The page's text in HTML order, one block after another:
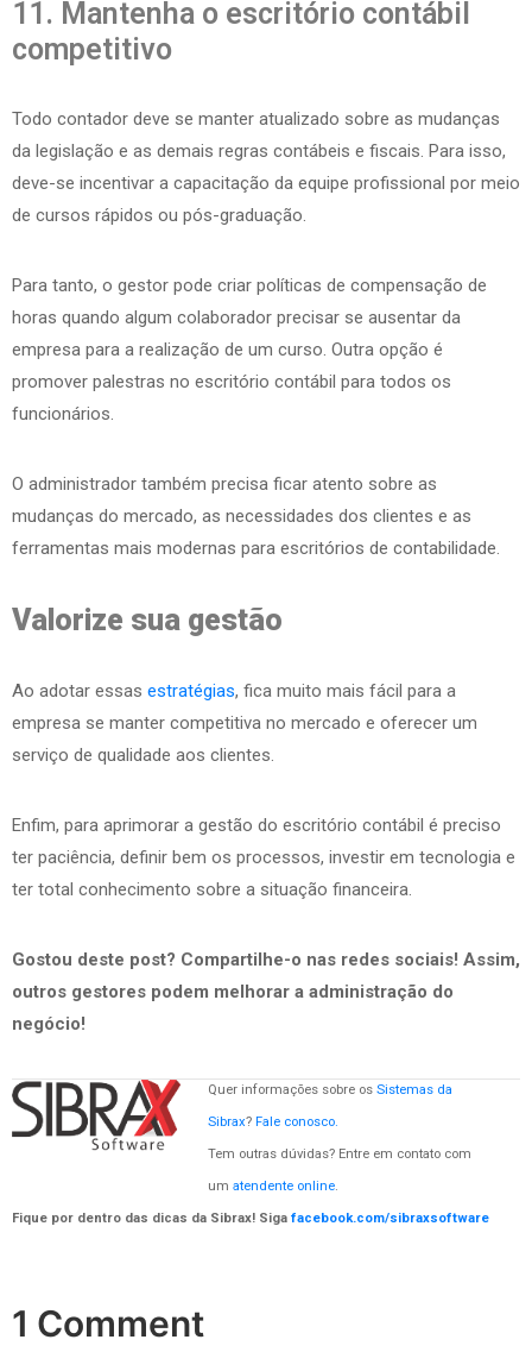
11. Mantenha o escritório contábil
competitivo
Todo contador deve se manter atualizado sobre as mudanças
da legislação e as demais regras contábeis e fiscais. Para isso,
deve-se incentivar a capacitação da equipe profissional por meio
de cursos rápidos ou pós-graduação.
Para tanto, o gestor pode criar políticas de compensação de
horas quando algum colaborador precisar se ausentar da
empresa para a realização de um curso. Outra opção é
promover palestras no escritório contábil para todos os
funcionários.
O administrador também precisa ficar atento sobre as
mudanças do mercado, as necessidades dos clientes e as
ferramentas mais modernas para escritórios de contabilidade.
Valorize sua gestão
Ao adotar essas estratégias, fica muito mais fácil para a
empresa se manter competitiva no mercado e oferecer um
serviço de qualidade aos clientes.
Enfim, para aprimorar a gestão do escritório contábil é preciso
ter paciência, definir bem os processos, investir em tecnologia e
ter total conhecimento sobre a situação financeira.
Gostou deste post? Compartilhe-o nas redes sociais! Assim,
outros gestores podem melhorar a administração do
negócio!
Quer informações sobre os Sistemas da
Sibrax? Fale conosco.
Tem outras dúvidas? Entre em contato com
um atendente online.
Fique por dentro das dicas da Sibrax! Siga facebook.com/sibraxsoftware
1 Comment